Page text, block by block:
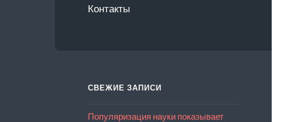
Контакты
СВЕЖИЕ ЗАПИСИ
Популяризация науки показывает